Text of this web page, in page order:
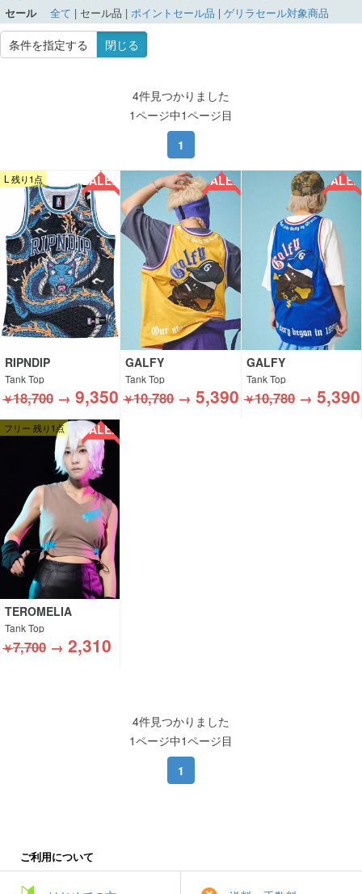
セール
全て | セール品 | ポイントセール品 | ゲリラセール対象商品
条件を指定する 閉じる
4件見つかりました
1ページ中1ページ目
1
L 残り1点 SALE!!
RIPNDIP
Tank Top
￥18,700 → 9,350
SALE!!
GALFY
Tank Top
￥10,780→5,390
SALE!!
GALFY
Tank Top
￥10,780→ 5,390
フリー 残り1点 SALE!!
TEROMELIA
Tank Top
￥7,700 → 2,310
4件見つかりました
1ページ中1ページ目
1
ご利用について